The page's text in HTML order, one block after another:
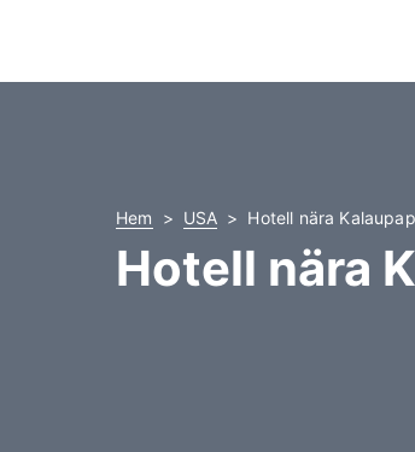
Hem USA Hotell nära
Hotell nära